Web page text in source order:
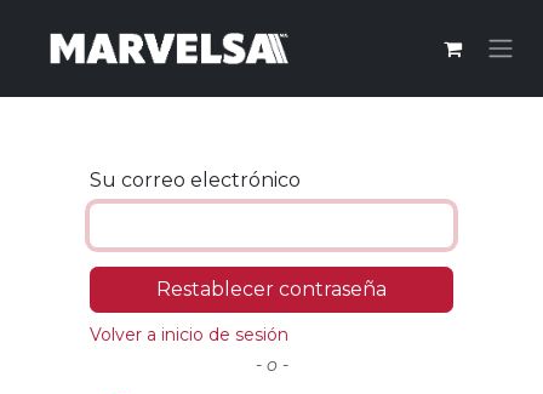
Su correo electrónico
Restablecer contraseña
Volver a inicio de sesión
- o -